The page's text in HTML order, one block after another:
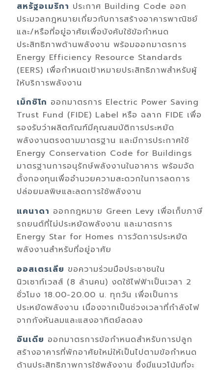
สหรัฐอเมริกา ประกาศ Building Code ออก
ประมวลกฎหมายเกี่ยวกับการสร้างอาคารพาณิชย์
และ/หรือที่อยู่อาศัยเพื่อบังคับใช้ข้อกำหนด
ประสิทธิภาพด้านพลังงาน พร้อมออกมาตรการ
Energy Efficiency Resource Standards
(EERS) เพื่อกำหนดเป้าหมายประสิทธิภาพสำหรับผู้
ให้บริการพลังงาน
เม็กซิโก ออกมาตรการ Electric Power Saving
Trust Fund (FIDE) Label หรือ ฉลาก FIDE เพื่อ
รองรับว่าผลิตภัณฑ์มีคุณสมบัติการประหยัด
พลังงานตรงตามมาตรฐาน และมีการประกาศใช้
Energy Conservation Code for Buildings
มาตรฐานการอนุรักษ์พลังงานในอาคาร พร้อมจัด
ตั้งกองทุนเพื่ออำนวยความสะดวกในการลดการ
ปล่อยมลพิษและลดการใช้พลังงาน
แคนาดา ออกกฎหมาย Green Levy เพื่อเก็บภาษี
รถยนต์ที่ไม่ประหยัดพลังงาน และมาตรการ
Energy Star for Homes การวัดการประหยัด
พลังงานสำหรับที่อยู่อาศัย
ออสเตรเลีย ขอความร่วมมือประชาชนใน
นิวเซาท์เวลส์ (8 ล้านคน) งดใช้ไฟฟ้าเป็นเวลา 2
ชั่วโมง 18.00-20.00 น. ทุกวัน เพื่อเป็นการ
ประหยัดพลังงาน เนื่องจากเป็นช่วงเวลาที่กำลังไฟ
จากกังหันลมและแสงอาทิตย์ลดลง
อินเดีย ออกมาตรการข้อกำหนดสำหรับการปลูก
สร้างอาคารที่พักอาศัยใหม่ให้เป็นไปตามข้อกำหนด
ด้านประสิทธิภาพการใช้พลังงาน ซึ่งมีแนวโน้มที่จะ